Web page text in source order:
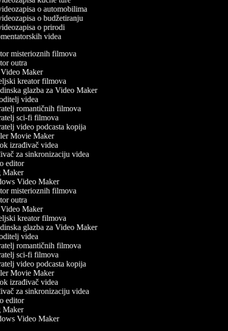
o automobilima
o budžetiranju
o prirodi
videa
misterioznih filmova
outra
Maker
kreator filmova
glazba za Video Maker
videa
romantičnih filmova
sci-fi filmova
video podcasta kopija
Movie Maker
izrađivač videa
za sinkronizaciju videa
editor
Video Maker
misterioznih filmova
outra
Maker
kreator filmova
glazba za Video Maker
videa
romantičnih filmova
sci-fi filmova
video podcasta kopija
Movie Maker
izrađivač videa
za sinkronizaciju videa
editor
Video Maker